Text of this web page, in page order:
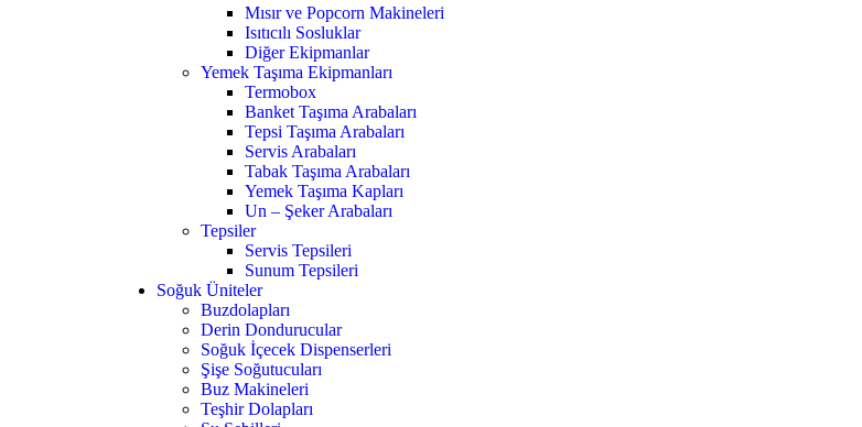
Mısır ve Popcorn Makineleri
Isıtıcılı Sosluklar
Diğer Ekipmanlar
Yemek Taşıma Ekipmanları
Termobox
Banket Taşıma Arabaları
Tepsi Taşıma Arabaları
Servis Arabaları
Tabak Taşıma Arabaları
Yemek Taşıma Kapları
Un – Şeker Arabaları
Tepsiler
Servis Tepsileri
Sunum Tepsileri
Soğuk Üniteler
Buzdolapları
Derin Dondurucular
Soğuk İçecek Dispenserleri
Şişe Soğutucuları
Buz Makineleri
Teşhir Dolapları